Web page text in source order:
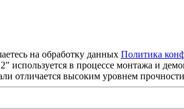
на обработку данных Политика
в процессе монтажа и
отличается высоким уровнем